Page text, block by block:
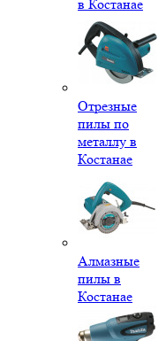
в Костанае
Отрезные
пилы по
металлу в
Костанае
Алмазные
пилы в
Костанае